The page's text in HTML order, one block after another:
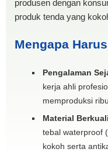
produsen dengan
produk tenda yang
Mengapa
Pengalaman
kerja ahli
memproduksi
Material
tebal waterproof
kokoh serta